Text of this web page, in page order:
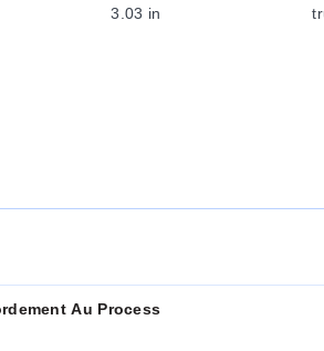
3.03 in
Au Process